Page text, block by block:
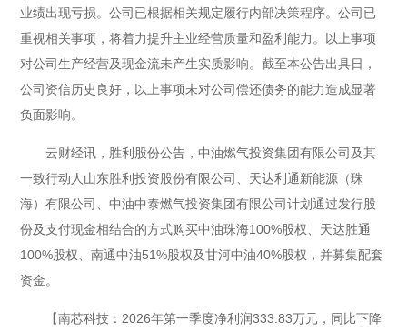
业绩出现亏损。公司已根据相关规定履行内部决策程序。公司已
重视相关事项，将着力提升主业经营质量和盈利能力。以上事项
对公司生产经营及现金流未产生实质影响。截至本公告出具日，
公司资信历史良好，以上事项未对公司偿还债务的能力造成显著
负面影响。
云财经讯，胜利股份公告，中油燃气投资集团有限公司及其
一致行动人山东胜利投资股份有限公司、天达利通新能源（珠
海）有限公司、中油中泰燃气投资集团有限公司计划通过发行股
份及支付现金相结合的方式购买中油珠海100%股权、天达胜通
100%股权、南通中油51%股权及甘河中油40%股权，并募集配套
资金。
【南芯科技：2026年第一季度净利润333.83万元，同比下降